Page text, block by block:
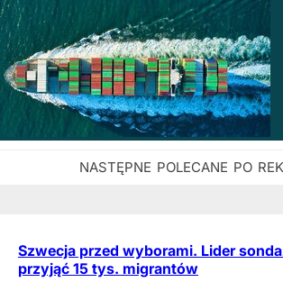
Szwecja przed wyborami. Lider
przyjąć 15 tys. migrantów